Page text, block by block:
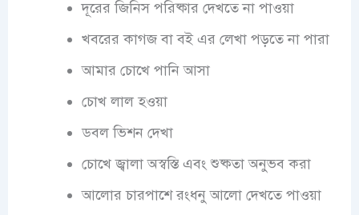
দূরের জিনিস পরিষ্কার দেখতে না পাওয়া
খবরের কাগজ বা বই এর লেখা পড়তে না পারা
আমার চোখে পানি আসা
চোখ লাল হওয়া
ডবল ভিশন দেখা
চোখে জ্বালা অস্বস্তি এবং শুষ্কতা অনুভব করা
আলোর চারপাশে রংধনু আলো দেখতে পাওয়া